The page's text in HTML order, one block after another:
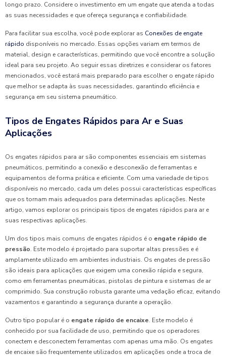
longo prazo. Considere o investimento em um engate que atenda a todas
as suas necessidades e que ofereça segurança e confiabilidade.
Para facilitar sua escolha, você pode explorar as Conexões de engate
rápido disponíveis no mercado. Essas opções variam em termos de
material, design e características, permitindo que você encontre a solução
ideal para seu projeto. Ao seguir essas diretrizes e considerar os fatores
mencionados, você estará mais preparado para escolher o engate rápido
que melhor se adapta às suas necessidades, garantindo eficiência e
segurança em seu sistema pneumático.
Tipos de Engates Rápidos para Ar e Suas
Aplicações
Os engates rápidos para ar são componentes essenciais em sistemas
pneumáticos, permitindo a conexão e desconexão de ferramentas e
equipamentos de forma prática e eficiente. Com uma variedade de tipos
disponíveis no mercado, cada um deles possui características específicas
que os tornam mais adequados para determinadas aplicações. Neste
artigo, vamos explorar os principais tipos de engates rápidos para ar e
suas respectivas aplicações.
Um dos tipos mais comuns de engates rápidos é o engate rápido de
pressão. Este modelo é projetado para suportar altas pressões e é
amplamente utilizado em ambientes industriais. Os engates de pressão
são ideais para aplicações que exigem uma conexão rápida e segura,
como em ferramentas pneumáticas, pistolas de pintura e sistemas de ar
comprimido. Sua construção robusta garante uma vedação eficaz, evitando
vazamentos e garantindo a segurança durante a operação.
Outro tipo popular é o engate rápido de encaixe. Este modelo é
conhecido por sua facilidade de uso, permitindo que os operadores
conectem e desconectem ferramentas com apenas uma mão. Os engates
de encaixe são frequentemente utilizados em aplicações onde a troca de